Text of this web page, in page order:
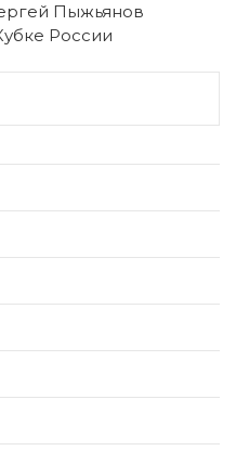
Пыжьянов
России